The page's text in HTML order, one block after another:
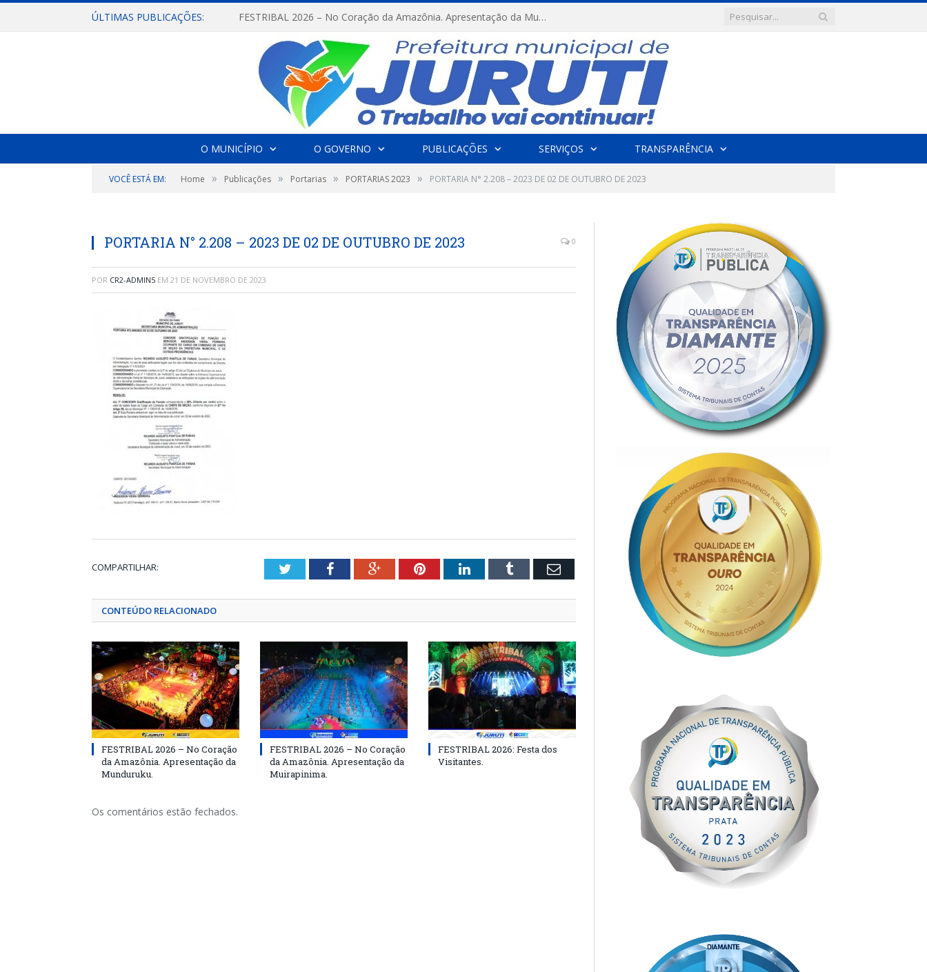
ÚLTIMAS PUBLICAÇÕES: FESTRIBAL 2026 – No Coração da Amazônia. Apresentação da Munduruku.
O MUNICÍPIO O GOVERNO PUBLICAÇÕES SERVIÇOS TRANSPARÊNCIA
VOCÊ ESTÁ EM: Home » Publicações » Portarias » PORTARIAS 2023 » PORTARIA N° 2.208 – 2023 DE 02 DE OUTUBRO DE 2023
PORTARIA N° 2.208 – 2023 DE 02 DE OUTUBRO DE 2023 0
POR CR2-ADMIN5 EM 21 DE NOVEMBRO DE 2023
COMPARTILHAR: TwitterFacebookGoogle+PinterestLinkedInTumblr Email
CONTEÚDO RELACIONADO
FESTRIBAL 2026 – No Coração
da Amazônia. Apresentação da
Munduruku.
FESTRIBAL 2026 – No Coração
da Amazônia. Apresentação da
Muirapinima.
FESTRIBAL 2026: Festa dos
Visitantes.
Os comentários estão fechados.